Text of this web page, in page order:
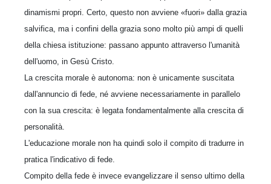
dinamismi propri. Certo, questo non avviene «fuori» dalla grazia
salvifica, ma i confini della grazia sono molto più ampi di quelli
della chiesa istituzione: passano appunto attraverso l'umanità
dell'uomo, in Gesù Cristo.
La crescita morale è autonoma: non è unicamente suscitata
dall'annuncio di fede, né avviene necessariamente in parallelo
con la sua crescita: è legata fondamentalmente alla crescita di
personalità.
L'educazione morale non ha quindi solo il compito di tradurre in
pratica l'indicativo di fede.
Compito della fede è invece evangelizzare il senso ultimo della